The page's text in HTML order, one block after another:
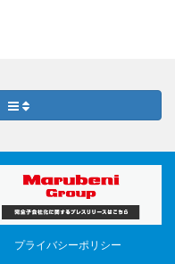
プライバシーポリシー